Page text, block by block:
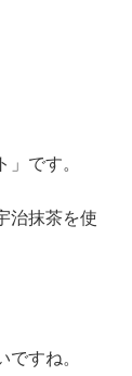
です。
治抹茶を使
すね。